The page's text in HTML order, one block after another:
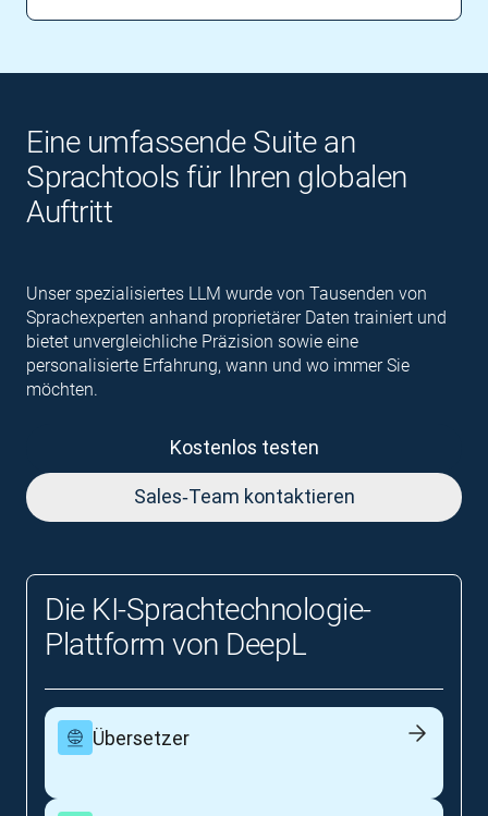
Eine umfassende Suite an
Sprachtools für Ihren globalen
Auftritt
Unser spezialisiertes LLM wurde von Tausenden von
Sprachexperten anhand proprietärer Daten trainiert und
bietet unvergleichliche Präzision sowie eine
personalisierte Erfahrung, wann und wo immer Sie
möchten.
Kostenlos testen
Sales‑Team kontaktieren
Die KI‑Sprachtechnologie-
Plattform von DeepL
Übersetzer